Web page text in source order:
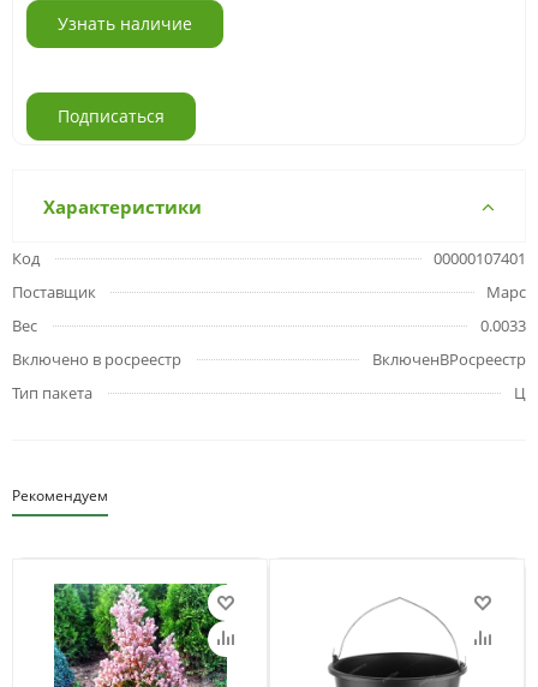
Узнать наличие
Подписаться
Характеристики
Код
00000107401
Поставщик
Марс
Вес
0.0033
Включено в росреестр
ВключенВРосреестр
Тип пакета
Ц
Рекомендуем